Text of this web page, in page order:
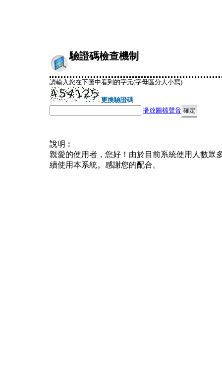
驗證碼檢查機制
請輸入您在下圖中看到的字元(字母區分大小寫)
更換驗證碼
播放圖檔聲音
說明︰
親愛的使用者，您好！由於目前系統使用人數眾
續使用本系統。感謝您的配合。